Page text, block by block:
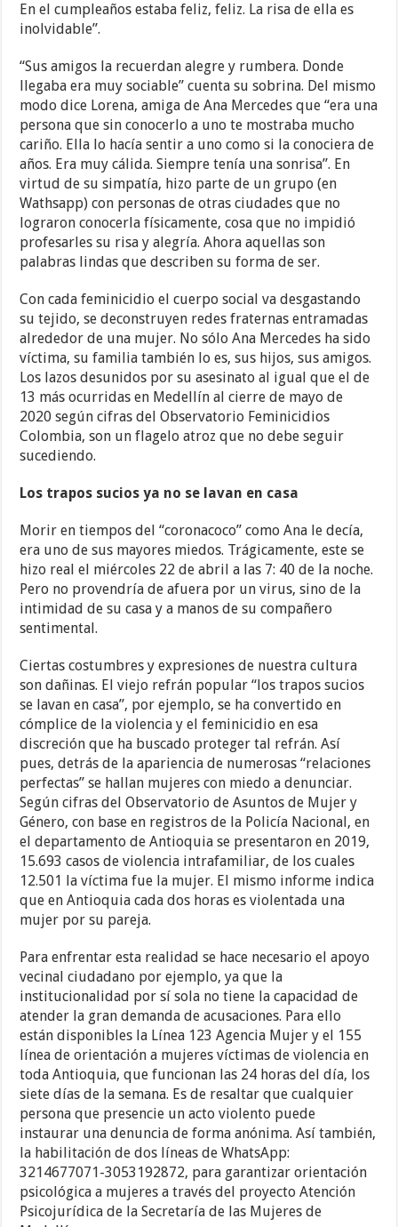
En el cumpleaños estaba feliz, feliz. La risa de ella es
inolvidable”.
“Sus amigos la recuerdan alegre y rumbera. Donde
llegaba era muy sociable” cuenta su sobrina. Del mismo
modo dice Lorena, amiga de Ana Mercedes que “era una
persona que sin conocerlo a uno te mostraba mucho
cariño. Ella lo hacía sentir a uno como si la conociera de
años. Era muy cálida. Siempre tenía una sonrisa”. En
virtud de su simpatía, hizo parte de un grupo (en
Wathsapp) con personas de otras ciudades que no
lograron conocerla físicamente, cosa que no impidió
profesarles su risa y alegría. Ahora aquellas son
palabras lindas que describen su forma de ser.
Con cada feminicidio el cuerpo social va desgastando
su tejido, se deconstruyen redes fraternas entramadas
alrededor de una mujer. No sólo Ana Mercedes ha sido
víctima, su familia también lo es, sus hijos, sus amigos.
Los lazos desunidos por su asesinato al igual que el de
13 más ocurridas en Medellín al cierre de mayo de
2020 según cifras del Observatorio Feminicidios
Colombia, son un flagelo atroz que no debe seguir
sucediendo.
Los trapos sucios ya no se lavan en casa
Morir en tiempos del “coronacoco” como Ana le decía,
era uno de sus mayores miedos. Trágicamente, este se
hizo real el miércoles 22 de abril a las 7: 40 de la noche.
Pero no provendría de afuera por un virus, sino de la
intimidad de su casa y a manos de su compañero
sentimental.
Ciertas costumbres y expresiones de nuestra cultura
son dañinas. El viejo refrán popular “los trapos sucios
se lavan en casa”, por ejemplo, se ha convertido en
cómplice de la violencia y el feminicidio en esa
discreción que ha buscado proteger tal refrán. Así
pues, detrás de la apariencia de numerosas “relaciones
perfectas” se hallan mujeres con miedo a denunciar.
Según cifras del Observatorio de Asuntos de Mujer y
Género, con base en registros de la Policía Nacional, en
el departamento de Antioquia se presentaron en 2019,
15.693 casos de violencia intrafamiliar, de los cuales
12.501 la víctima fue la mujer. El mismo informe indica
que en Antioquia cada dos horas es violentada una
mujer por su pareja.
Para enfrentar esta realidad se hace necesario el apoyo
vecinal ciudadano por ejemplo, ya que la
institucionalidad por sí sola no tiene la capacidad de
atender la gran demanda de acusaciones. Para ello
están disponibles la Línea 123 Agencia Mujer y el 155
línea de orientación a mujeres víctimas de violencia en
toda Antioquia, que funcionan las 24 horas del día, los
siete días de la semana. Es de resaltar que cualquier
persona que presencie un acto violento puede
instaurar una denuncia de forma anónima. Así también,
la habilitación de dos líneas de WhatsApp:
3214677071-3053192872, para garantizar orientación
psicológica a mujeres a través del proyecto Atención
Psicojurídica de la Secretaría de las Mujeres de